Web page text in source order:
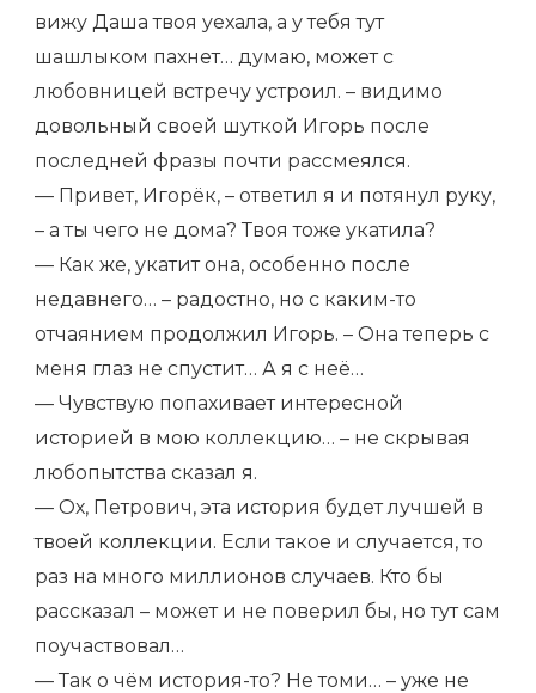
вижу Даша твоя уехала, а у тебя тут
шашлыком пахнет… думаю, может с
любовницей встречу устроил. – видимо
довольный своей шуткой Игорь после
последней фразы почти рассмеялся.
— Привет, Игорёк, – ответил я и потянул руку,
– а ты чего не дома? Твоя тоже укатила?
— Как же, укатит она, особенно после
недавнего… – радостно, но с каким-то
отчаянием продолжил Игорь. – Она теперь с
меня глаз не спустит… А я с неё…
— Чувствую попахивает интересной
историей в мою коллекцию… – не скрывая
любопытства сказал я.
— Ох, Петрович, эта история будет лучшей в
твоей коллекции. Если такое и случается, то
раз на много миллионов случаев. Кто бы
рассказал – может и не поверил бы, но тут сам
поучаствовал…
— Так о чём история-то? Не томи… – уже не